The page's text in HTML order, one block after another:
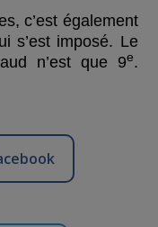
c’est également
s’est imposé. Le
n’est que 9e.